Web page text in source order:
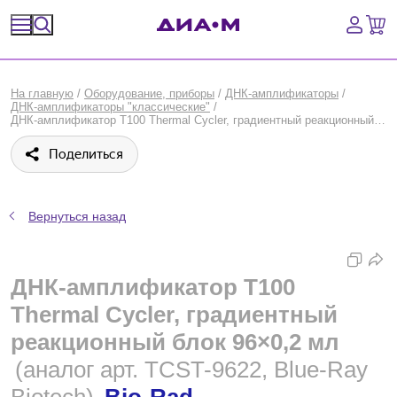
Оборудование, приборы
Расходные материалы, пластик, стекло
Библиотека
Сравнение
На главную / Оборудование, приборы / ДНК-амплификаторы /
ДНК-амплификаторы "классические" /
ДНК-амплификатор T100 Thermal Cycler, градиентный реакционный блок 96×0,2 мл, Bio-Rad
Поделиться
Вернуться назад
ДНК-амплификатор T100
Thermal Cycler, градиентный
реакционный блок 96×0,2 мл
(аналог арт. TCST-9622, Blue-Ray